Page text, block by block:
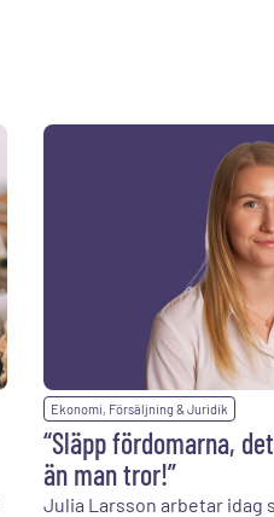
Ekonomi, Försäljning & Juridik
“Släpp fördomarna,
än man tror!”
Julia Larsson arbetar idag